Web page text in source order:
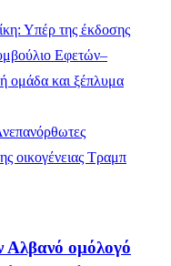
Υπέρ της έκδοσης
Εφετών–
ομάδα και ξέπλυμα
οικογένειας Τραμπ
Αλβανό ομόλογό